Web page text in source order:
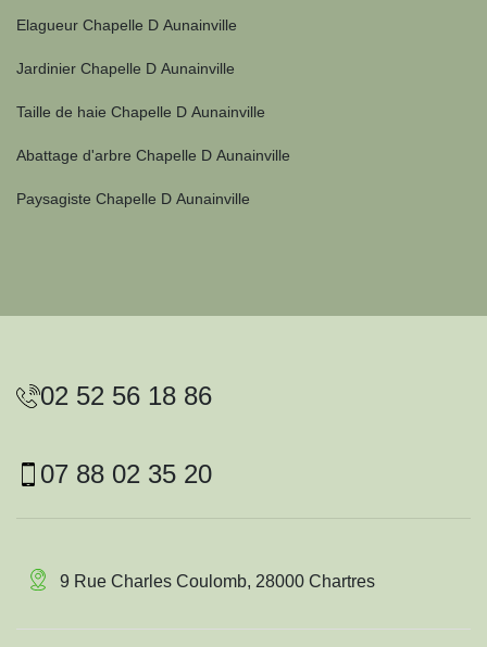
Elagueur Chapelle D Aunainville
Jardinier Chapelle D Aunainville
Taille de haie Chapelle D Aunainville
Abattage d'arbre Chapelle D Aunainville
Paysagiste Chapelle D Aunainville
02 52 56 18 86
07 88 02 35 20
9 Rue Charles Coulomb, 28000 Chartres